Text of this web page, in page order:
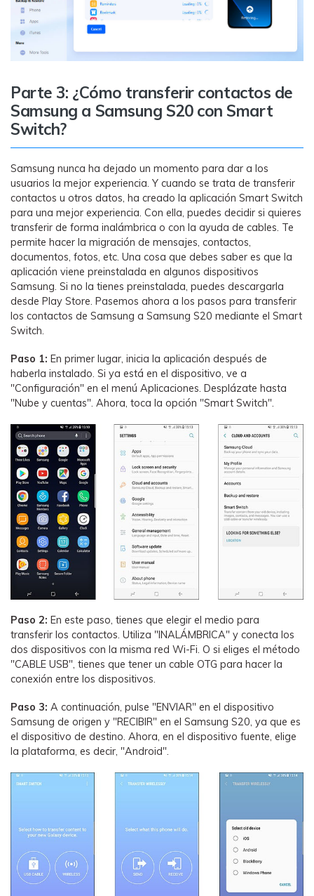
Parte 3: ¿Cómo transferir contactos de
Samsung a Samsung S20 con Smart
Switch?
Samsung nunca ha dejado un momento para dar a los
usuarios la mejor experiencia. Y cuando se trata de transferir
contactos u otros datos, ha creado la aplicación Smart Switch
para una mejor experiencia. Con ella, puedes decidir si quieres
transferir de forma inalámbrica o con la ayuda de cables. Te
permite hacer la migración de mensajes, contactos,
documentos, fotos, etc. Una cosa que debes saber es que la
aplicación viene preinstalada en algunos dispositivos
Samsung. Si no la tienes preinstalada, puedes descargarla
desde Play Store. Pasemos ahora a los pasos para transferir
los contactos de Samsung a Samsung S20 mediante el Smart
Switch.
Paso 1: En primer lugar, inicia la aplicación después de
haberla instalado. Si ya está en el dispositivo, ve a
"Configuración" en el menú Aplicaciones. Desplázate hasta
"Nube y cuentas". Ahora, toca la opción "Smart Switch".
Paso 2: En este paso, tienes que elegir el medio para
transferir los contactos. Utiliza "INALÁMBRICA" y conecta los
dos dispositivos con la misma red Wi-Fi. O si eliges el método
"CABLE USB", tienes que tener un cable OTG para hacer la
conexión entre los dispositivos.
Paso 3: A continuación, pulse "ENVIAR" en el dispositivo
Samsung de origen y "RECIBIR" en el Samsung S20, ya que es
el dispositivo de destino. Ahora, en el dispositivo fuente, elige
la plataforma, es decir, "Android".